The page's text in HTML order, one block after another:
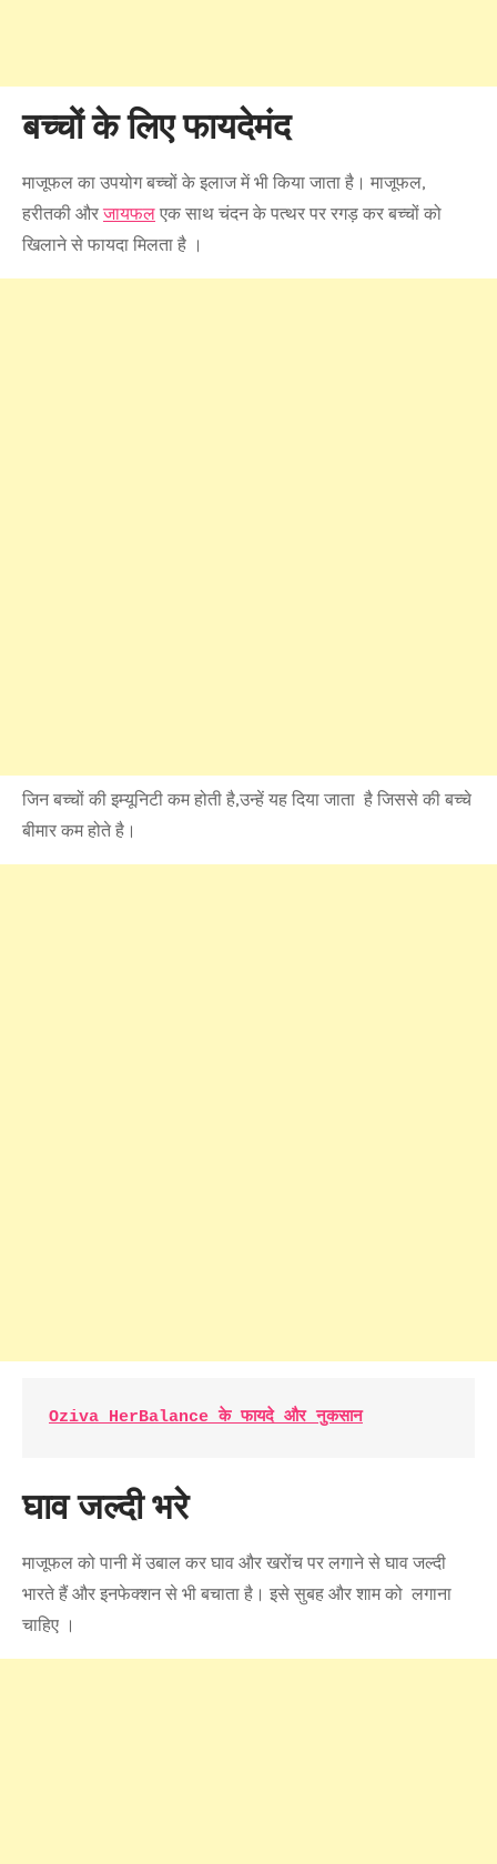
बच्चों के लिए फायदेमंद
माजूफल का उपयोग बच्चों के इलाज में भी किया जाता है। माजूफल,
हरीतकी औरजायफल एक साथ चंदन के पत्थर पर रगड़ कर बच्चों को
खिलाने से फायदा मिलता है ।
जिन बच्चों की इम्यूनिटी कम होती है,उन्हें यह दिया जाता है जिससे की बच्चे
बीमार कम होते है।
Oziva HerBalance के फायदे और नुकसान
घाव जल्दी भरे
माजूफल को पानी में उबाल कर घाव और खरोंच पर लगाने से घाव जल्दी
भारते हैं और इनफेक्शन से भी बचाता है। इसे सुबह और शाम को लगाना
चाहिए ।